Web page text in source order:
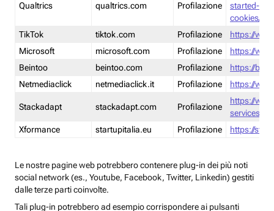
Qualtrics qualtrics.com Profilazione
started-
cookies/
TikTok
tiktok.com Profilazione
https://
Microsoft
microsoft.com Profilazione
https://
Beintoo
beintoo.com Profilazione
https://
Netmediaclick
netmediaclick.it Profilazione https://
Stackadapt stackadapt.com Profilazione
https://
services-
Xformance
startupitalia.eu Profilazione https://
Le nostre pagine web potrebbero contenere plug-in dei più noti
social network (es., Youtube, Facebook, Twitter, Linkedin) gestiti
dalle terze parti coinvolte.
Tali plug-in potrebbero ad esempio corrispondere ai pulsanti